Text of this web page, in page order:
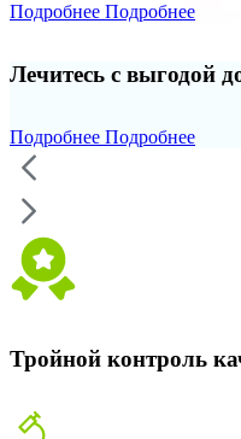
Подробнее Подробнее
Лечитесь с выгодой
Подробнее Подробнее
Тройной контроль